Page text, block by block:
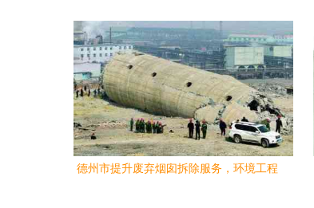
德州市提升废弃烟囱拆除服务，环境工程